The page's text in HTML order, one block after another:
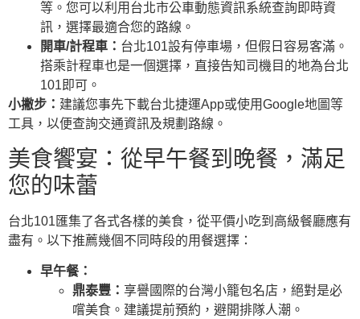
等。您可以利用台北市公車動態資訊系統查詢即時資
訊，選擇最適合您的路線。
開車/計程車： 台北101設有停車場，但假日容易客滿。
搭乘計程車也是一個選擇，直接告知司機目的地為台北
101即可。
小撇步： 建議您事先下載台北捷運App或使用Google地圖等
工具，以便查詢交通資訊及規劃路線。
美食饗宴：從早午餐到晚餐，滿足
您的味蕾
台北101匯集了各式各樣的美食，從平價小吃到高級餐廳應有
盡有。以下推薦幾個不同時段的用餐選擇：
早午餐：
鼎泰豐： 享譽國際的台灣小籠包名店，絕對是必
嚐美食。建議提前預約，避開排隊人潮。